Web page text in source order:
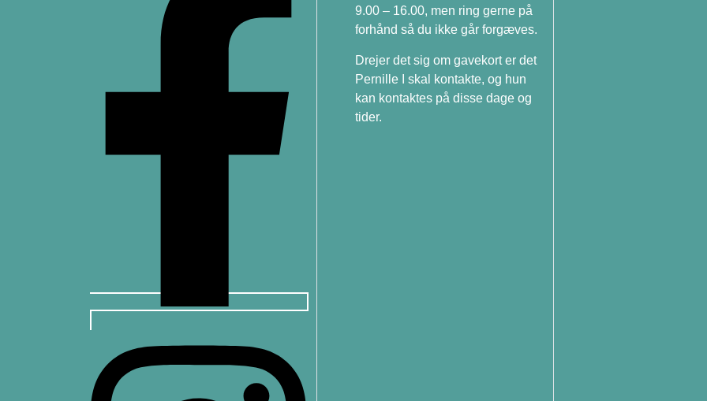
9.00 – 16.00, men ring gerne på
forhånd så du ikke går forgæves.
Drejer det sig om gavekort er det
Pernille I skal kontakte, og hun
kan kontaktes på disse dage og
tider.